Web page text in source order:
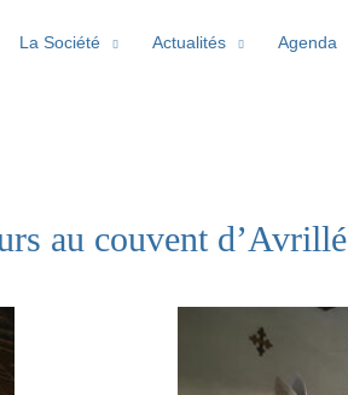
La Société Actualités Agenda
au couvent d’Avrillé